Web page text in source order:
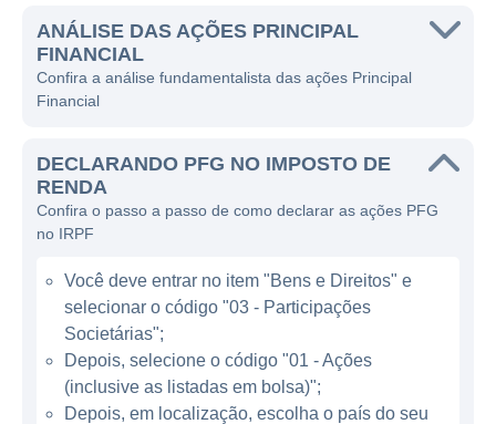
também para clientes em diversas partes do
mundo.
A Principal opera no setor financeiro,
a planos de aposentadoria, além de soluções
de investimentos. A empresa tem como foco
facilitar a segurança financeira de indivíduos
assegurar um futuro mais estável. Com um
compromisso forte com a qualidade dos
serviços, a Principal tem se posicionado
como uma das líderes de mercado em suas
linhas de atuação.
ANÁLISE DAS AÇÕES PRINCIPAL
FINANCIAL
Confira a análise fundamentalista das ações Principal
Financial
DECLARANDO PFG NO IMPOSTO DE
RENDA
Confira o passo a passo de como declarar as ações PFG
no IRPF
Você deve entrar no item "Bens e Direitos" e
selecionar o código "03 - Participações
Societárias";
Depois, selecione o código "01 - Ações
(inclusive as listadas em bolsa)";
Depois, em localização, escolha o país do seu